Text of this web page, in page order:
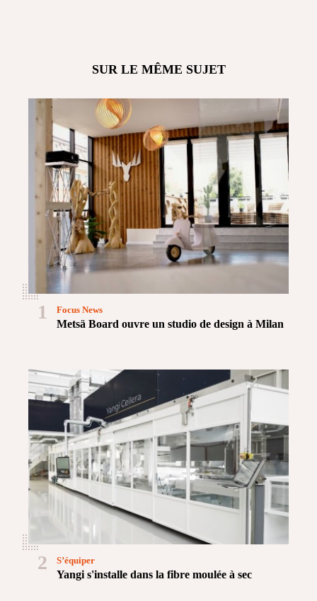
SUR LE MÊME SUJET
1
Metsä Board ouvre un studio de design à Milan
Focus News
2
Yangi s'installe dans la fibre moulée à sec
S’équiper